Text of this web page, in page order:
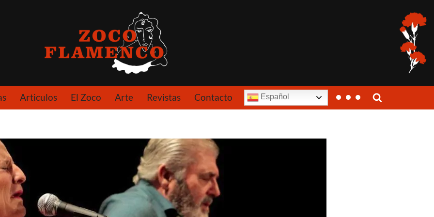
Articulos El Zoco Arte Revistas Contacto Español